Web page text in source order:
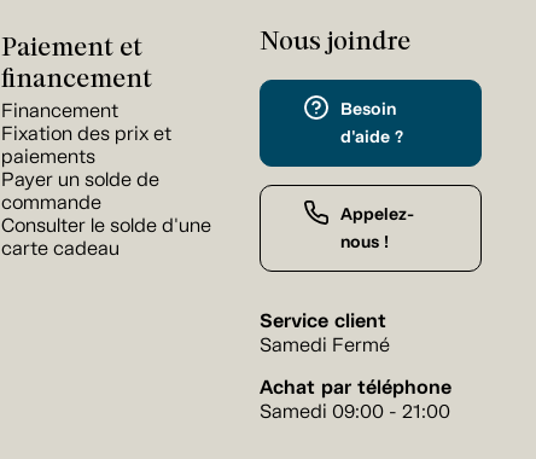
Paiement et
financement
Financement
Fixation des prix et
paiements
Payer un solde de
commande
Consulter le solde d'une
carte cadeau
Nous joindre
Besoin
d'aide ?
Appelez-
nous !
Service client
Samedi Fermé
Achat par téléphone
Samedi 09:00 - 21:00